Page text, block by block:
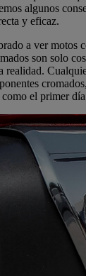
algunos
y eficaz.
a ver motos
son solo
realidad.
el primer